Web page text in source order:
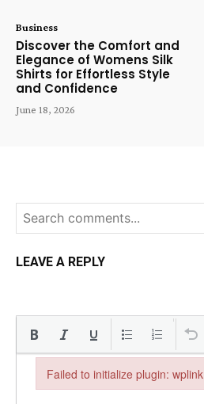
Business
Discover the Comfort and
Elegance of Womens Silk
Shirts for Effortless Style
and Confidence
June 18, 2026
LEAVE A REPLY
Failed to initialize plugin: wplink
Failed to initialize plugin: wplink